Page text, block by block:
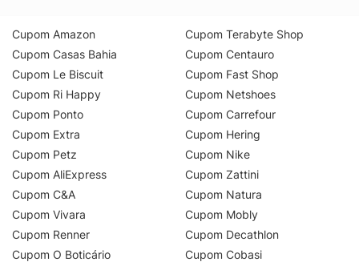
Cupom Amazon
Cupom Casas Bahia
Cupom Le Biscuit
Cupom Ri Happy
Cupom Ponto
Cupom Extra
Cupom Petz
Cupom AliExpress
Cupom C&A
Cupom Vivara
Cupom Renner
Cupom O Boticário
Cupom Terabyte Shop
Cupom Centauro
Cupom Fast Shop
Cupom Netshoes
Cupom Carrefour
Cupom Hering
Cupom Nike
Cupom Zattini
Cupom Natura
Cupom Mobly
Cupom Decathlon
Cupom Cobasi